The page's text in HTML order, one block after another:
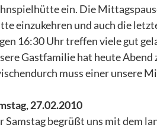
ein. Die
einzukehren und auch die
16:30 Uhr treffen viele gut
Gastfamilie hat heute
muss einer unsere
27.02.2010
Samstag begrüßt uns mit dem